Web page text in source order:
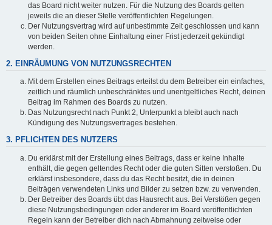
das Board nicht weiter nutzen. Für die Nutzung des Boards gelten
jeweils die an dieser Stelle veröffentlichten Regelungen.
Der Nutzungsvertrag wird auf unbestimmte Zeit geschlossen und kann
von beiden Seiten ohne Einhaltung einer Frist jederzeit gekündigt
werden.
2. EINRÄUMUNG VON NUTZUNGSRECHTEN
Mit dem Erstellen eines Beitrags erteilst du dem Betreiber ein einfaches,
zeitlich und räumlich unbeschränktes und unentgeltliches Recht, deinen
Beitrag im Rahmen des Boards zu nutzen.
Das Nutzungsrecht nach Punkt 2, Unterpunkt a bleibt auch nach
Kündigung des Nutzungsvertrages bestehen.
3. PFLICHTEN DES NUTZERS
Du erklärst mit der Erstellung eines Beitrags, dass er keine Inhalte
enthält, die gegen geltendes Recht oder die guten Sitten verstoßen. Du
erklärst insbesondere, dass du das Recht besitzt, die in deinen
Beiträgen verwendeten Links und Bilder zu setzen bzw. zu verwenden.
Der Betreiber des Boards übt das Hausrecht aus. Bei Verstößen gegen
diese Nutzungsbedingungen oder anderer im Board veröffentlichten
Regeln kann der Betreiber dich nach Abmahnung zeitweise oder